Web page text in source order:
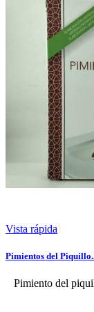
Vista rápida
Pimientos del
Pimiento del